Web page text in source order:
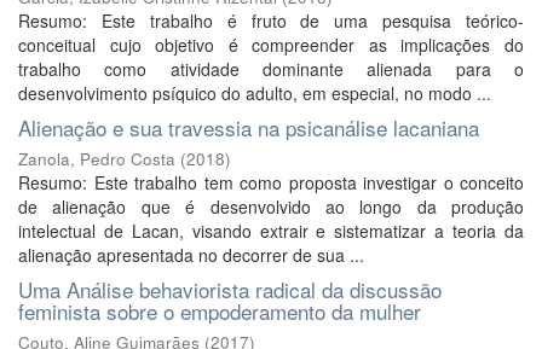
Resumo: Este trabalho é fruto de uma pesquisa teórico-
conceitual cujo objetivo é compreender as implicações do
trabalho como atividade dominante alienada para o
desenvolvimento psíquico do adulto, em especial, no modo ...
Alienação e sua travessia na psicanálise lacaniana
Zanola, Pedro Costa (2018)
Resumo: Este trabalho tem como proposta investigar o conceito
de alienação que é desenvolvido ao longo da produção
intelectual de Lacan, visando extrair e sistematizar a teoria da
alienação apresentada no decorrer de sua ...
Uma Análise behaviorista radical da discussão
feminista sobre o empoderamento da mulher
Couto, Aline Guimarães (2017)